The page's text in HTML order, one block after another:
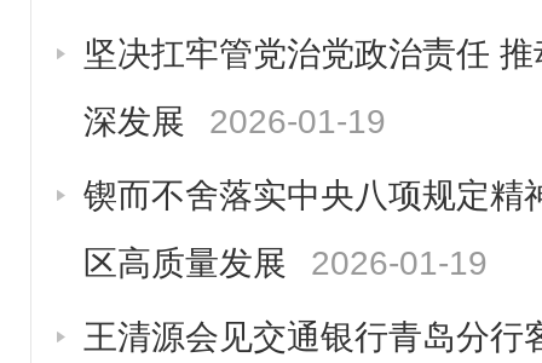
坚决扛牢管党治党政治责任
深发展
2026-01-19
锲而不舍落实中央八项规定精
区高质量发展
2026-01-19
王清源会见交通银行青岛分行